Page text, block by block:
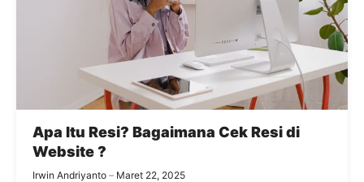
Apa Itu Resi? Bagaimana Cek Resi di
Website ?
Irwin Andriyanto Maret 22, 2025